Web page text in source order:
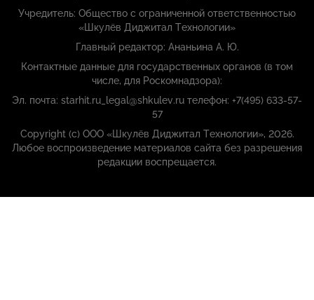
Учредитель: Общество с ограниченной ответственностью
«Шкулёв Диджитал Технологии»
Главный редактор: Ананьина А. Ю.
Контактные данные для государственных органов (в том
числе, для Роскомнадзора):
Эл. почта: starhit.ru_legal@shkulev.ru телефон: +7(495) 633-57-
57
Copyright (с) ООО «Шкулёв Диджитал Технологии», 2026.
Любое воспроизведение материалов сайта без разрешения
редакции воспрещается.